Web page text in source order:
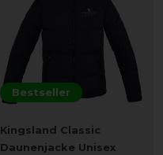
Bestseller
Kingsland Classic
Daunenjacke Unisex